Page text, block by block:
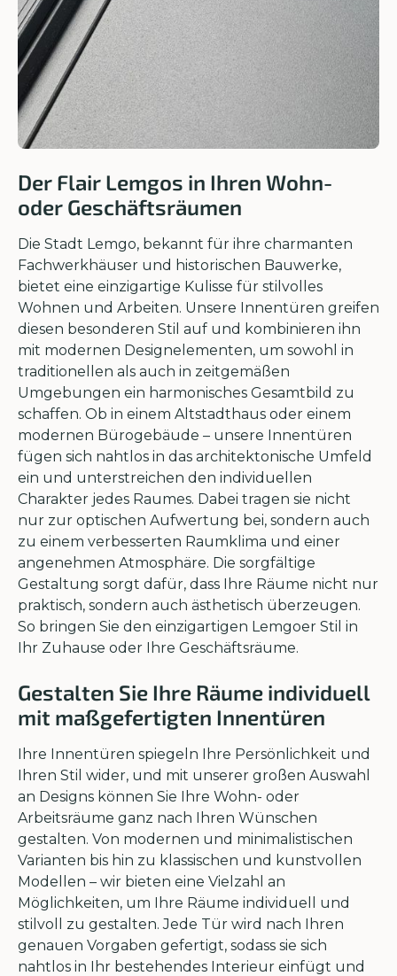
Der Flair Lemgos in Ihren Wohn-
oder Geschäftsräumen
Die Stadt Lemgo, bekannt für ihre charmanten
Fachwerkhäuser und historischen Bauwerke,
bietet eine einzigartige Kulisse für stilvolles
Wohnen und Arbeiten. Unsere Innentüren greifen
diesen besonderen Stil auf und kombinieren ihn
mit modernen Designelementen, um sowohl in
traditionellen als auch in zeitgemäßen
Umgebungen ein harmonisches Gesamtbild zu
schaffen. Ob in einem Altstadthaus oder einem
modernen Bürogebäude – unsere Innentüren
fügen sich nahtlos in das architektonische Umfeld
ein und unterstreichen den individuellen
Charakter jedes Raumes. Dabei tragen sie nicht
nur zur optischen Aufwertung bei, sondern auch
zu einem verbesserten Raumklima und einer
angenehmen Atmosphäre. Die sorgfältige
Gestaltung sorgt dafür, dass Ihre Räume nicht nur
praktisch, sondern auch ästhetisch überzeugen.
So bringen Sie den einzigartigen Lemgoer Stil in
Ihr Zuhause oder Ihre Geschäftsräume.
Gestalten Sie Ihre Räume individuell
mit maßgefertigten Innentüren
Ihre Innentüren spiegeln Ihre Persönlichkeit und
Ihren Stil wider, und mit unserer großen Auswahl
an Designs können Sie Ihre Wohn- oder
Arbeitsräume ganz nach Ihren Wünschen
gestalten. Von modernen und minimalistischen
Varianten bis hin zu klassischen und kunstvollen
Modellen – wir bieten eine Vielzahl an
Möglichkeiten, um Ihre Räume individuell und
stilvoll zu gestalten. Jede Tür wird nach Ihren
genauen Vorgaben gefertigt, sodass sie sich
nahtlos in Ihr bestehendes Interieur einfügt und